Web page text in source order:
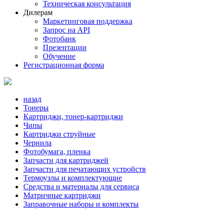
Техническая консультация
Дилерам
Маркетинговая поддержка
Запрос на API
Фотобанк
Презентации
Обучение
Регистрационная форма
назад
Тонеры
Картриджи, тонер-картриджи
Чипы
Картриджи струйные
Чернила
Фотобумага, пленка
Запчасти для картриджей
Запчасти для печатающих устройств
Термоузлы и комплектующие
Средства и материалы для сервиса
Матричные картриджи
Заправочные наборы и комплекты